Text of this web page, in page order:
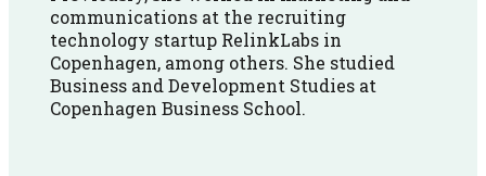
communications at the recruiting
technology startup RelinkLabs in
Copenhagen, among others. She studied
Business and Development Studies at
Copenhagen Business School.